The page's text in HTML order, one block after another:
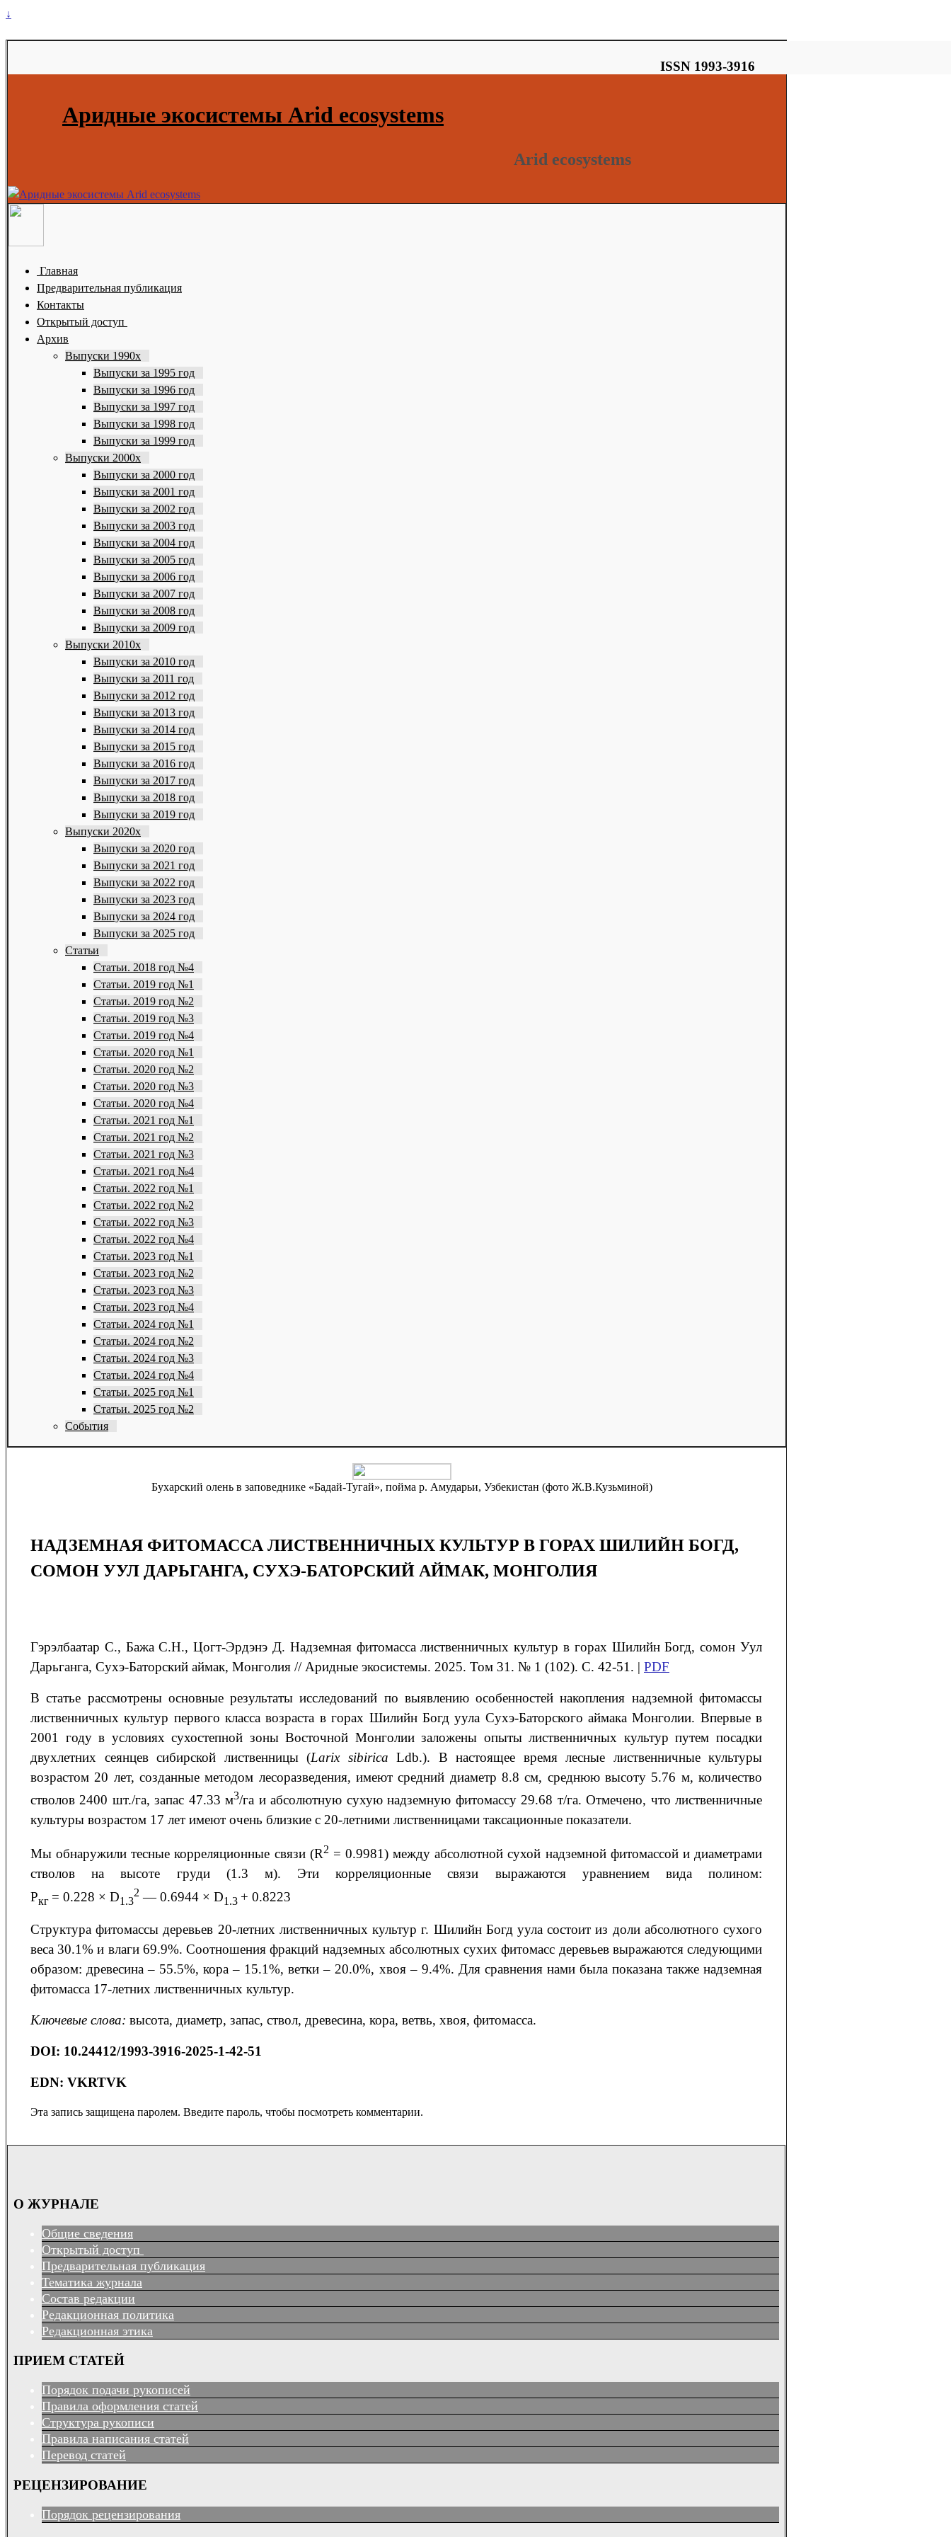
↓
ISSN 1993-3916
Аридные экосистемы Arid ecosystems
Arid ecosystems
Главная
Предварительная публикация
Контакты
Открытый доступ
Архив
Выпуски 1990х
Выпуски за 1995 год
Выпуски за 1996 год
Выпуски за 1997 год
Выпуски за 1998 год
Выпуски за 1999 год
Выпуски 2000х
Выпуски за 2000 год
Выпуски за 2001 год
Выпуски за 2002 год
Выпуски за 2003 год
Выпуски за 2004 год
Выпуски за 2005 год
Выпуски за 2006 год
Выпуски за 2007 год
Выпуски за 2008 год
Выпуски за 2009 год
Выпуски 2010х
Выпуски за 2010 год
Выпуски за 2011 год
Выпуски за 2012 год
Выпуски за 2013 год
Выпуски за 2014 год
Выпуски за 2015 год
Выпуски за 2016 год
Выпуски за 2017 год
Выпуски за 2018 год
Выпуски за 2019 год
Выпуски 2020х
Выпуски за 2020 год
Выпуски за 2021 год
Выпуски за 2022 год
Выпуски за 2023 год
Выпуски за 2024 год
Выпуски за 2025 год
Статьи
Статьи. 2018 год №4
Статьи. 2019 год №1
Статьи. 2019 год №2
Статьи. 2019 год №3
Статьи. 2019 год №4
Статьи. 2020 год №1
Статьи. 2020 год №2
Статьи. 2020 год №3
Статьи. 2020 год №4
Статьи. 2021 год №1
Статьи. 2021 год №2
Статьи. 2021 год №3
Статьи. 2021 год №4
Статьи. 2022 год №1
Статьи. 2022 год №2
Статьи. 2022 год №3
Статьи. 2022 год №4
Статьи. 2023 год №1
Статьи. 2023 год №2
Статьи. 2023 год №3
Статьи. 2023 год №4
Статьи. 2024 год №1
Статьи. 2024 год №2
Статьи. 2024 год №3
Статьи. 2024 год №4
Статьи. 2025 год №1
Статьи. 2025 год №2
События
Бухарский олень в заповеднике «Бадай-Тугай», пойма р. Амударьи, Узбекистан (фото Ж.В.Кузьминой)
НАДЗЕМНАЯ ФИТОМАССА ЛИСТВЕННИЧНЫХ КУЛЬТУР В ГОРАХ ШИЛИЙН БОГД,
СОМОН УУЛ ДАРЬГАНГА, СУХЭ-БАТОРСКИЙ АЙМАК, МОНГОЛИЯ
Гэрэлбаатар С., Бажа С.Н., Цогт-Эрдэнэ Д. Надземная фитомасса лиственничных культур в горах Шилийн Богд, сомон Уул
Дарьганга, Сухэ-Баторский аймак, Монголия // Аридные экосистемы. 2025. Том 31. № 1 (102). С. 42-51. | PDF
В статье рассмотрены основные результаты исследований по выявлению особенностей накопления надземной фитомассы
лиственничных культур первого класса возраста в горах Шилийн Богд уула Сухэ-Баторского аймака Монголии. Впервые в
2001 году в условиях сухостепной зоны Восточной Монголии заложены опыты лиственничных культур путем посадки
двухлетних сеянцев сибирской лиственницы (Larix sibirica Ldb.). В настоящее время лесные лиственничные культуры
возрастом 20 лет, созданные методом лесоразведения, имеют средний диаметр 8.8 см, среднюю высоту 5.76 м, количество
стволов 2400 шт./га, запас 47.33 м3/га и абсолютную сухую надземную фитомассу 29.68 т/га. Отмечено, что лиственничные
культуры возрастом 17 лет имеют очень близкие с 20-летними лиственницами таксационные показатели.
Мы обнаружили тесные корреляционные связи (R2= 0.9981) между абсолютной сухой надземной фитомассой и диаметрами
стволов на высоте груди (1.3 м). Эти корреляционные связи выражаются уравнением вида полином:
Pкг = 0.228 × D1.3
2 — 0.6944 × D1.3 + 0.8223
Структура фитомассы деревьев 20-летних лиственничных культур г. Шилийн Богд уула состоит из доли абсолютного сухого
веса 30.1% и влаги 69.9%. Соотношения фракций надземных абсолютных сухих фитомасс деревьев выражаются следующими
образом: древесина – 55.5%, кора – 15.1%, ветки – 20.0%, хвоя – 9.4%. Для сравнения нами была показана также надземная
фитомасса 17-летних лиственничных культур.
Ключевые слова: высота, диаметр, запас, ствол, древесина, кора, ветвь, хвоя, фитомасса.
DOI: 10.24412/1993-3916-2025-1-42-51
EDN: VKRTVK
Эта запись защищена паролем. Введите пароль, чтобы посмотреть комментарии.
О ЖУРНАЛЕ
Общие сведения
Открытый доступ
Предварительная публикация
Тематика журнала
Состав редакции
Редакционная политика
Редакционная этика
ПРИЕМ СТАТЕЙ
Порядок подачи рукописей
Правила оформления статей
Структура рукописи
Правила написания статей
Перевод статей
РЕЦЕНЗИРОВАНИЕ
Порядок рецензирования